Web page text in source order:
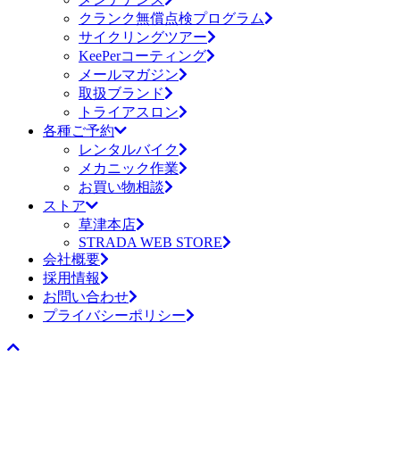
クランク無償点検プログラム
サイクリングツアー
KeePerコーティング
メールマガジン
取扱ブランド
トライアスロン
各種ご予約
レンタルバイク
メカニック作業
お買い物相談
ストア
草津本店
STRADA WEB STORE
会社概要
採用情報
お問い合わせ
プライバシーポリシー